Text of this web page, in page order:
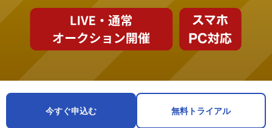
今すぐ申込む 無料トライアル